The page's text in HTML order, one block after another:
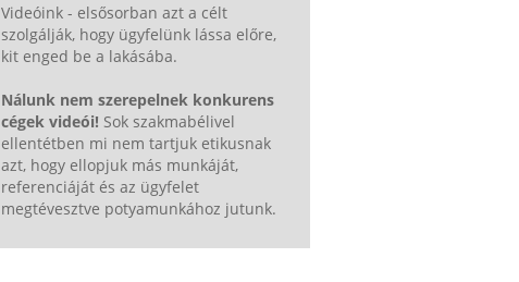
Videóink - elsősorban azt a célt
szolgálják, hogy ügyfelünk lássa előre,
kit enged be a lakásába.
Nálunk nem szerepelnek konkurens
cégek videói! Sok szakmabélivel
ellentétben mi nem tartjuk etikusnak
azt, hogy ellopjuk más munkáját,
referenciáját és az ügyfelet
megtévesztve potyamunkához jutunk.